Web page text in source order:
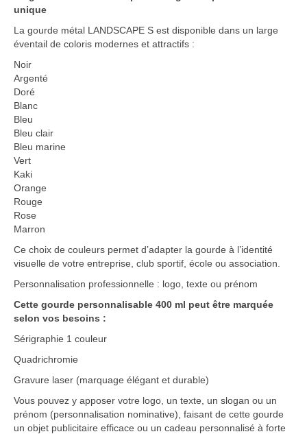
unique
La gourde métal LANDSCAPE S est disponible dans un large
éventail de coloris modernes et attractifs :
Noir
Argenté
Doré
Blanc
Bleu
Bleu clair
Bleu marine
Vert
Kaki
Orange
Rouge
Rose
Marron
Ce choix de couleurs permet d’adapter la gourde à l’identité
visuelle de votre entreprise, club sportif, école ou association.
Personnalisation professionnelle : logo, texte ou prénom
Cette gourde personnalisable 400 ml peut être marquée
selon vos besoins :
Sérigraphie 1 couleur
Quadrichromie
Gravure laser (marquage élégant et durable)
Vous pouvez y apposer votre logo, un texte, un slogan ou un
prénom (personnalisation nominative), faisant de cette gourde
un objet publicitaire efficace ou un cadeau personnalisé à forte